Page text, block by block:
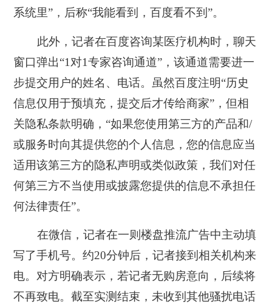
系统里”，后称“我能看到，百度看不到”。
此外，记者在百度咨询某医疗机构时，聊天
窗口弹出“1对1专家咨询通道”，该通道需要进一
步提交用户的姓名、电话。虽然百度注明“历史
信息仅用于预填充，提交后才传给商家”，但相
关隐私条款明确，“如果您使用第三方的产品和/
或服务时向其提供您的个人信息，您的信息应当
适用该第三方的隐私声明或类似政策，我们对任
何第三方不当使用或披露您提供的信息不承担任
何法律责任”。
在微信，记者在一则楼盘推流广告中主动填
写了手机号。约20分钟后，记者接到相关机构来
电。对方明确表示，若记者无购房意向，后续将
不再致电。截至实测结束，未收到其他骚扰电话